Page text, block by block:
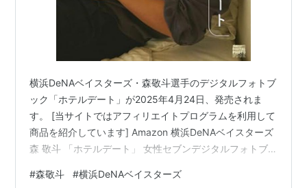
横浜DeNAベイスターズ・森敬斗選手のデジタルフォトブ
ック「ホテルデート」が2025年4月24日、発売されま
す。 [当サイトではアフィリエイトプログラムを利用して
商品を紹介しています] Amazon 横浜DeNAベイスターズ
森 敬斗 「ホテルデート」 女性セブンデジタルフォトブ
特典画像付き】横浜DeNAベイスターズ 森 敬斗 「ホテル
#森敬斗 #横浜DeNAベイスターズ